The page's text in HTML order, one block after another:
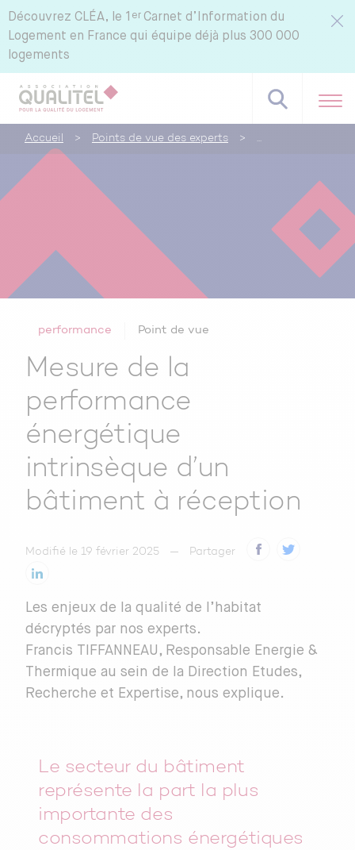
Découvrez CLÉA, le 1 er Carnet d’Information du
Logement en France qui équipe déjà plus 300 000
logements
Accueil > Points de vue des experts >
performance Point de vue
Mesure de la
performance
énergétique
intrinsèque d’un
bâtiment à réception
Modifié le 19 février 2025 Partager
Les enjeux de la qualité de l’habitat
décryptés par nos experts.
Francis TIFFANNEAU, Responsable Energie &
Thermique au sein de la Direction Etudes,
Recherche et Expertise, nous explique.
Le secteur du bâtiment
représente la part la plus
importante des
consommations énergétiques